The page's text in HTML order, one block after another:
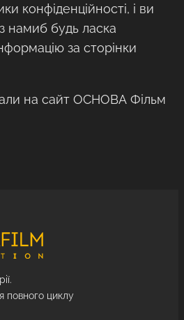
конфіденційності, і ви
намиб будь ласка
за сторінки
на сайт ОСНОВА Фільм
повного циклу